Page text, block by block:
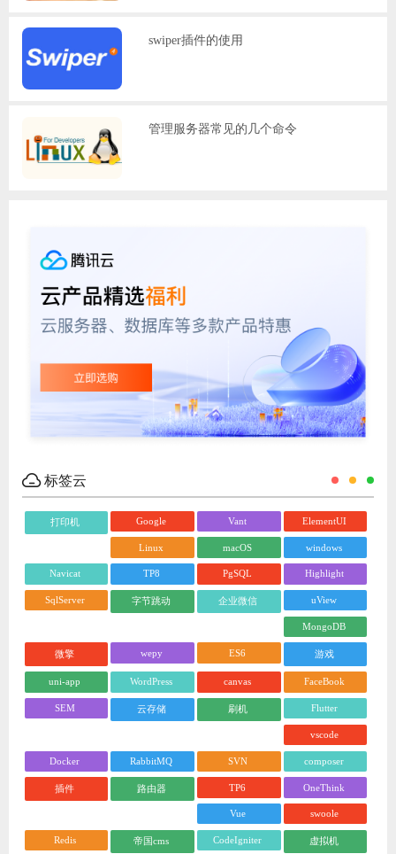
swiper插件的使用
管理服务器常见的几个命令
标签云
打印机 Google Vant ElementUI
Linux macOS windows
Navicat TP8 PgSQL Highlight
SqlServer 字节跳动 企业微信 uView
MongoDB
微擎 wepy ES6 游戏
uni-app WordPress canvas FaceBook
SEM 云存储 刷机 Flutter
vscode
Docker RabbitMQ SVN composer
插件 路由器 TP6 OneThink
Vue swoole
Redis 帝国cms CodeIgniter 虚拟机